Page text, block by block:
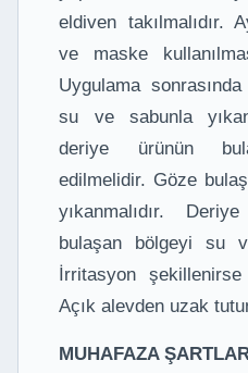
eldiven takılmalıdır.
ve maske
Uygulama
su ve sabunla
deriye ürünün
edilmelidir. Göze
yıkanmalıdır.
bulaşan bölgeyi su
İrritasyon
Açık alevden uzak
MUHAFAZA